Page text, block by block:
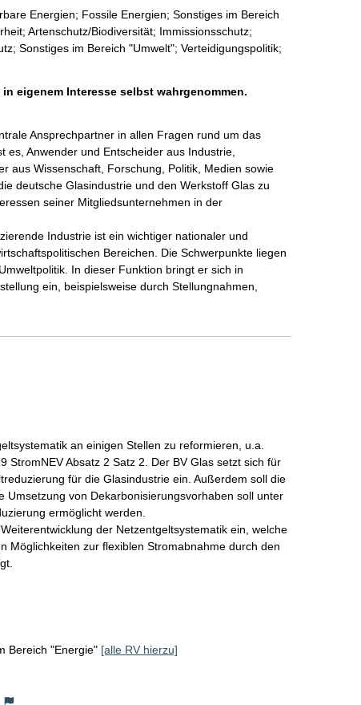
Energien; Fossile Energien; Sonstiges im Bereich
Artenschutz/Biodiversität; Immissionsschutz;
Sonstiges im Bereich "Umwelt"; Verteidigungspolitik;
eigenem Interesse selbst wahrgenommen.
Ansprechpartner in allen Fragen rund um das
es, Anwender und Entscheider aus Industrie,
aus Wissenschaft, Forschung, Politik, Medien sowie
deutsche Glasindustrie und den Werkstoff Glas zu
seiner Mitgliedsunternehmen in der
Industrie ist ein wichtiger nationaler und
Bereichen. Die Schwerpunkte liegen
In dieser Funktion bringt er sich in
ein, beispielsweise durch Stellungnahmen,
an einigen Stellen zu reformieren, u.a.
StromNEV Absatz 2 Satz 2. Der BV Glas setzt sich für
für die Glasindustrie ein. Außerdem soll die
Umsetzung von Dekarbonisierungsvorhaben soll unter
ermöglicht werden.
der Netzentgeltsystematik ein, welche
Möglichkeiten zur flexiblen Stromabnahme durch den
Bereich "Energie" [alle RV hierzu]